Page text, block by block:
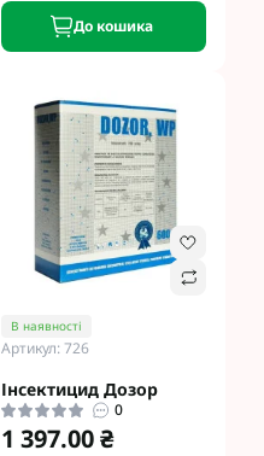
До кошика
В наявності
Артикул: 726
Інсектицид Дозор
0
1 397.00 ₴